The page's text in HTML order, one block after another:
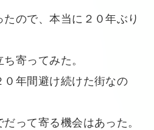
ので、本当に２０年ぶり
寄ってみた。
年間避け続けた街なの
って寄る機会はあった。